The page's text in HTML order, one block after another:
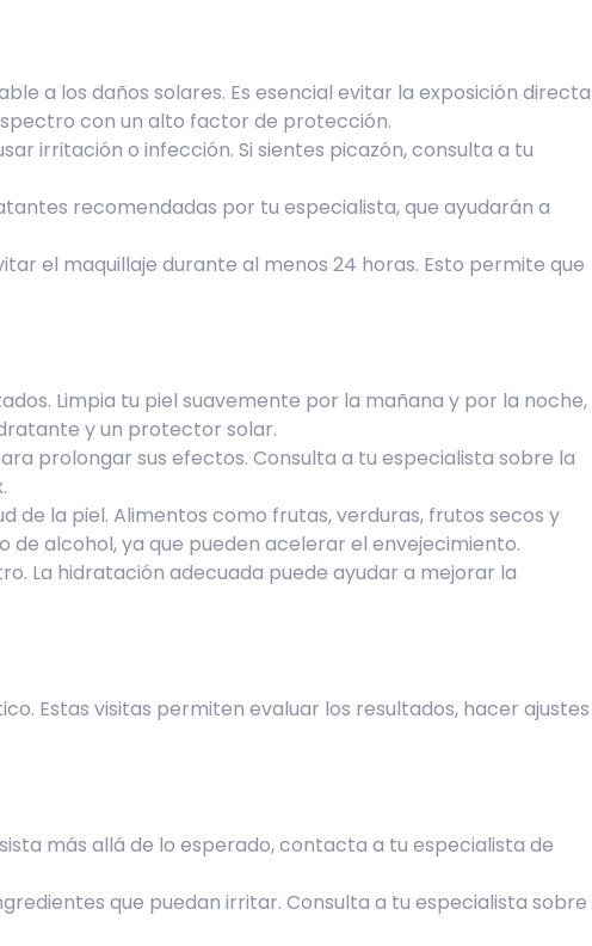
a los daños solares. Es esencial evitar la exposición directa
con un alto factor de protección.
irritación o infección. Si sientes picazón, consulta a tu
recomendadas por tu especialista, que ayudarán a
el maquillaje durante al menos 24 horas. Esto permite que
Limpia tu piel suavemente por la mañana y por la noche,
y un protector solar.
prolongar sus efectos. Consulta a tu especialista sobre la
de la piel. Alimentos como frutas, verduras, frutos secos y
alcohol, ya que pueden acelerar el envejecimiento.
La hidratación adecuada puede ayudar a mejorar la
Estas visitas permiten evaluar los resultados, hacer ajustes
más allá de lo esperado, contacta a tu especialista de
que puedan irritar. Consulta a tu especialista sobre